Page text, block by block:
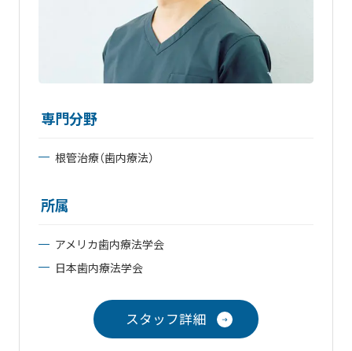
専門分野
根管治療（歯内療法）
所属
アメリカ歯内療法学会
日本歯内療法学会
スタッフ詳細